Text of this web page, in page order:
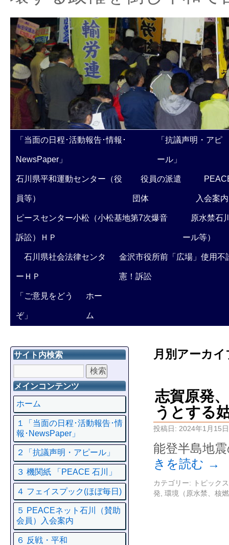
「当面の日程･活動報告･情報･
NewsPaper」
「抗議声明・アピ
ール」
石川県平和運動センター（役
員等）
役員の派遣
団体 入会案内
ピースセンター小松（小松基地第7次爆音
訴訟）ＨＰ
原水禁石
ール等）
石川県社会法律センタ
ーＨＰ
金沢市役所前「広場」使用不
憲！訴訟
「ご意見をどう
ぞ」
ホー
ム
月別アーカ
志賀原発
うとする
投稿日: 2024年1月15日
能登半島地
きを読む →
カテゴリー:
トピックス
発 環境（原水禁、核
サイト内検索
メインコンテンツ
ホーム
１「当面の日程･活動報告･情
報･NewsPaper」
２「抗議声明・アピール」
３ 機関紙 「PEACE 石川」
４ フェイスプック(ほぼ毎日)
５ PEACEネット石川（賛助
会員）入会案内
６ 反戦・平和